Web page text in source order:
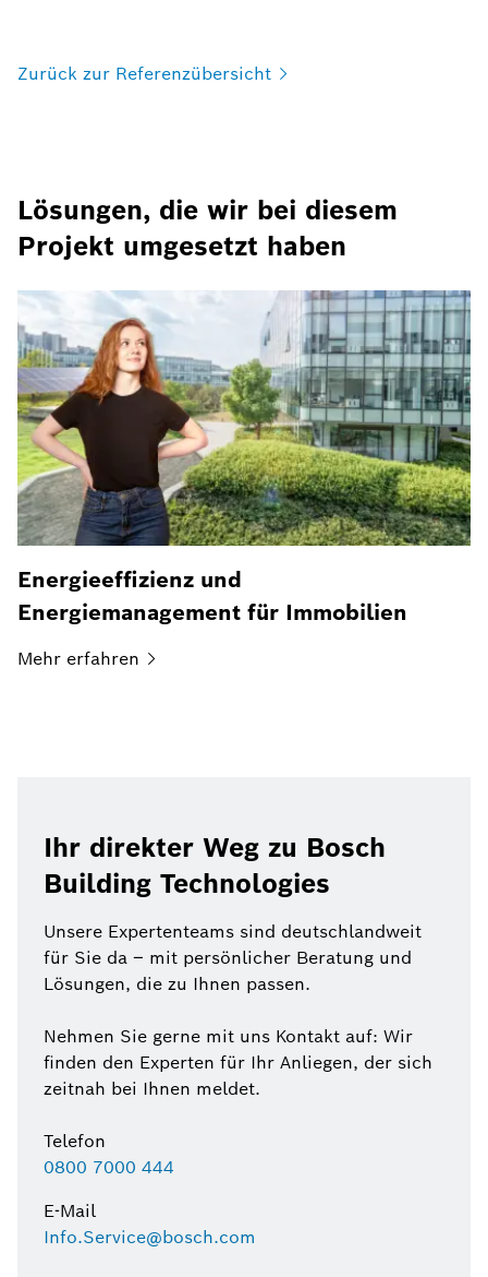
Zurück zur Referenzübersicht
Lösungen, die wir bei diesem
Projekt umgesetzt haben
Energieeffizienz und
Energiemanagement für Immobilien
Mehr erfahren
Ihr direkter Weg zu Bosch
Building Technologies
Unsere Expertenteams sind deutschlandweit
für Sie da – mit persönlicher Beratung und
Lösungen, die zu Ihnen passen.
Nehmen Sie gerne mit uns Kontakt auf: Wir
finden den Experten für Ihr Anliegen, der sich
zeitnah bei Ihnen meldet.
Telefon
0800 7000 444
E-Mail
Info.Service@bosch.com